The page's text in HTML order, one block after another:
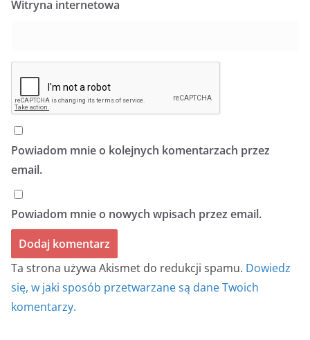
Witryna internetowa
Powiadom mnie o kolejnych komentarzach przez
email.
Powiadom mnie o nowych wpisach przez email.
Ta strona używa Akismet do redukcji spamu. Dowiedz
się, w jaki sposób przetwarzane są dane Twoich
komentarzy.